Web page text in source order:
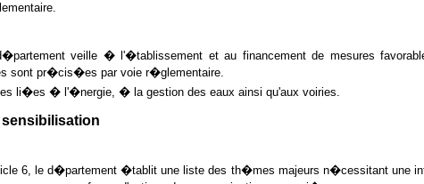
veille � l'�tablissement et au financement de mesures
pr�cis�es par voie r�glementaire.
li�es � l'�nergie, � la gestion des eaux ainsi qu'aux voiries.
6, le d�partement �tablit une liste des th�mes majeurs n�cessitant une